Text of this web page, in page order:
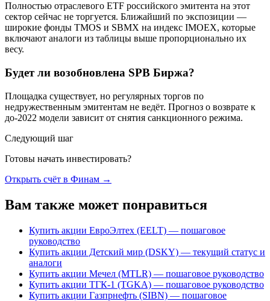
Полностью отраслевого ETF российского эмитента на этот
сектор сейчас не торгуется. Ближайший по экспозиции —
широкие фонды TMOS и SBMX на индекс IMOEX, которые
включают аналоги из таблицы выше пропорционально их
весу.
Будет ли возобновлена SPB Биржа?
Площадка существует, но регулярных торгов по
недружественным эмитентам не ведёт. Прогноз о возврате к
до-2022 модели зависит от снятия санкционного режима.
Следующий шаг
Готовы начать инвестировать?
Открыть счёт в Финам →
Вам также может понравиться
Купить акции ЕвроЭлтех (EELT) — пошаговое
руководство
Купить акции Детский мир (DSKY) — текущий статус и
аналоги
Купить акции Мечел (MTLR) — пошаговое руководство
Купить акции ТГК-1 (TGKA) — пошаговое руководство
Купить акции Газпрнефть (SIBN) — пошаговое